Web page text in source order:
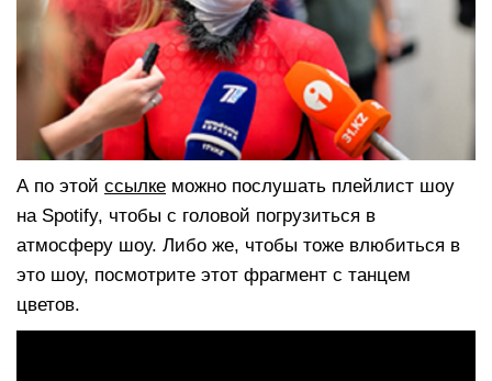
А по этой ссылке можно послушать плейлист шоу
на Spotify, чтобы с головой погрузиться в
атмосферу шоу. Либо же, чтобы тоже влюбиться в
это шоу, посмотрите этот фрагмент с танцем
цветов.